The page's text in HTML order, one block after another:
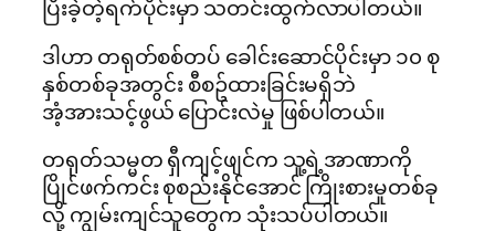
ပြီးခဲ့တဲ့ရက်ပိုင်းမှာ သတင်းထွက်လာပါတယ်။
ဒါဟာ တရုတ်စစ်တပ် ခေါင်းဆောင်ပိုင်းမှာ ၁၀ စု
နှစ်တစ်ခုအတွင်း စီစဥ်ထားခြင်းမရှိဘဲ
အံ့အားသင့်ဖွယ် ပြောင်းလဲမှု ဖြစ်ပါတယ်။
တရုတ်သမ္မတ ရှီကျင့်ဖျင်က သူ့ရဲ့အာဏာကို
ပြိုင်ဖက်ကင်း စုစည်းနိုင်အောင် ကြိုးစားမှုတစ်ခု
လို့ ကျွမ်းကျင်သူတွေက သုံးသပ်ပါတယ်။